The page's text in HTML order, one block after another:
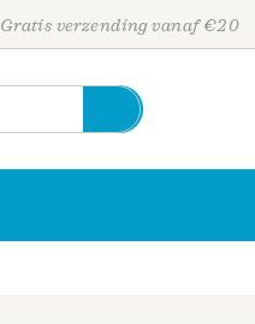
Gratis verzending vanaf €20
Personen